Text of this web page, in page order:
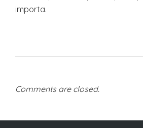
importa.
Comments are closed.